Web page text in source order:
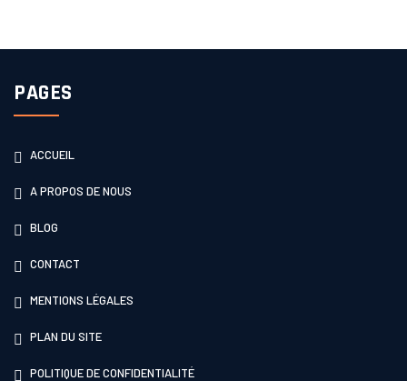
PAGES
ACCUEIL
A PROPOS DE NOUS
BLOG
CONTACT
MENTIONS LÉGALES
PLAN DU SITE
POLITIQUE DE CONFIDENTIALITÉ